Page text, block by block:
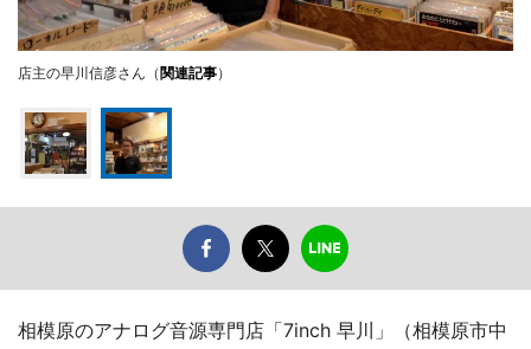
店主の早川信彦さん（関連記事）
相模原のアナログ音源専門店「7inch 早川」（相模原市中